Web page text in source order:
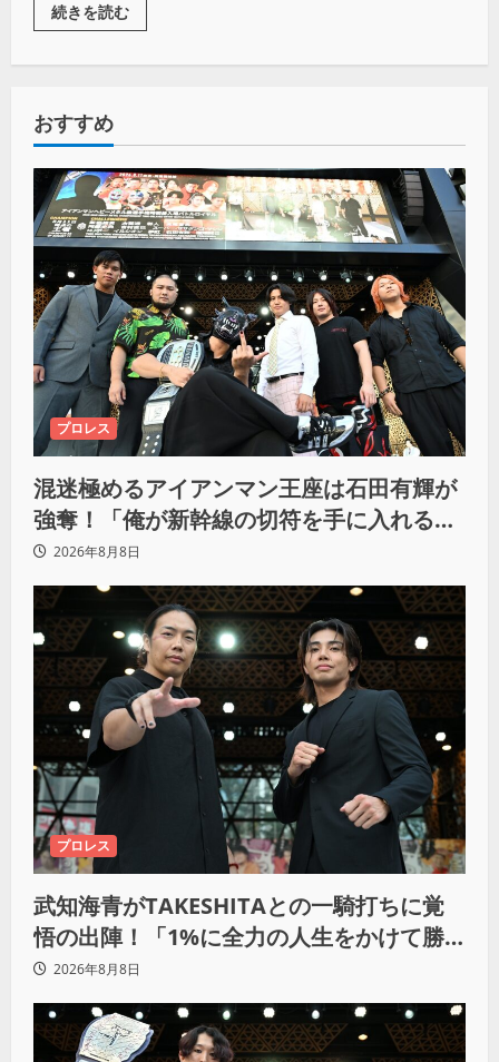
続きを読む
おすすめ
プロレス
混迷極めるアイアンマン王座は石田有輝が
強奪！「俺が新幹線の切符を手に入れるか
らな！逃げ切るぞ」
2026年8月8日
プロレス
武知海青がTAKESHITAとの一騎打ちに覚
悟の出陣！「1%に全力の人生をかけて勝
ちにいきたい」
2026年8月8日